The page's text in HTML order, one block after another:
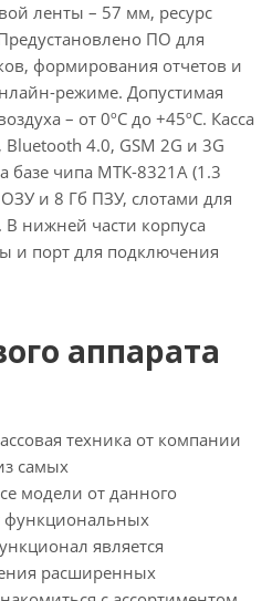
ленты – 57 мм, ресурс
ПО для
формирования отчетов и
режиме. Допустимая
– от 0ºС до +45ºС. Касса
4.0, GSM 2G и 3G
базе чипа MTK-8321A (1.3
и 8 Гб ПЗУ, слотами для
В нижней части корпуса
и порт для подключения
аппарата
техника от компании
самых
модели от данного
функциональных
является
расширенных